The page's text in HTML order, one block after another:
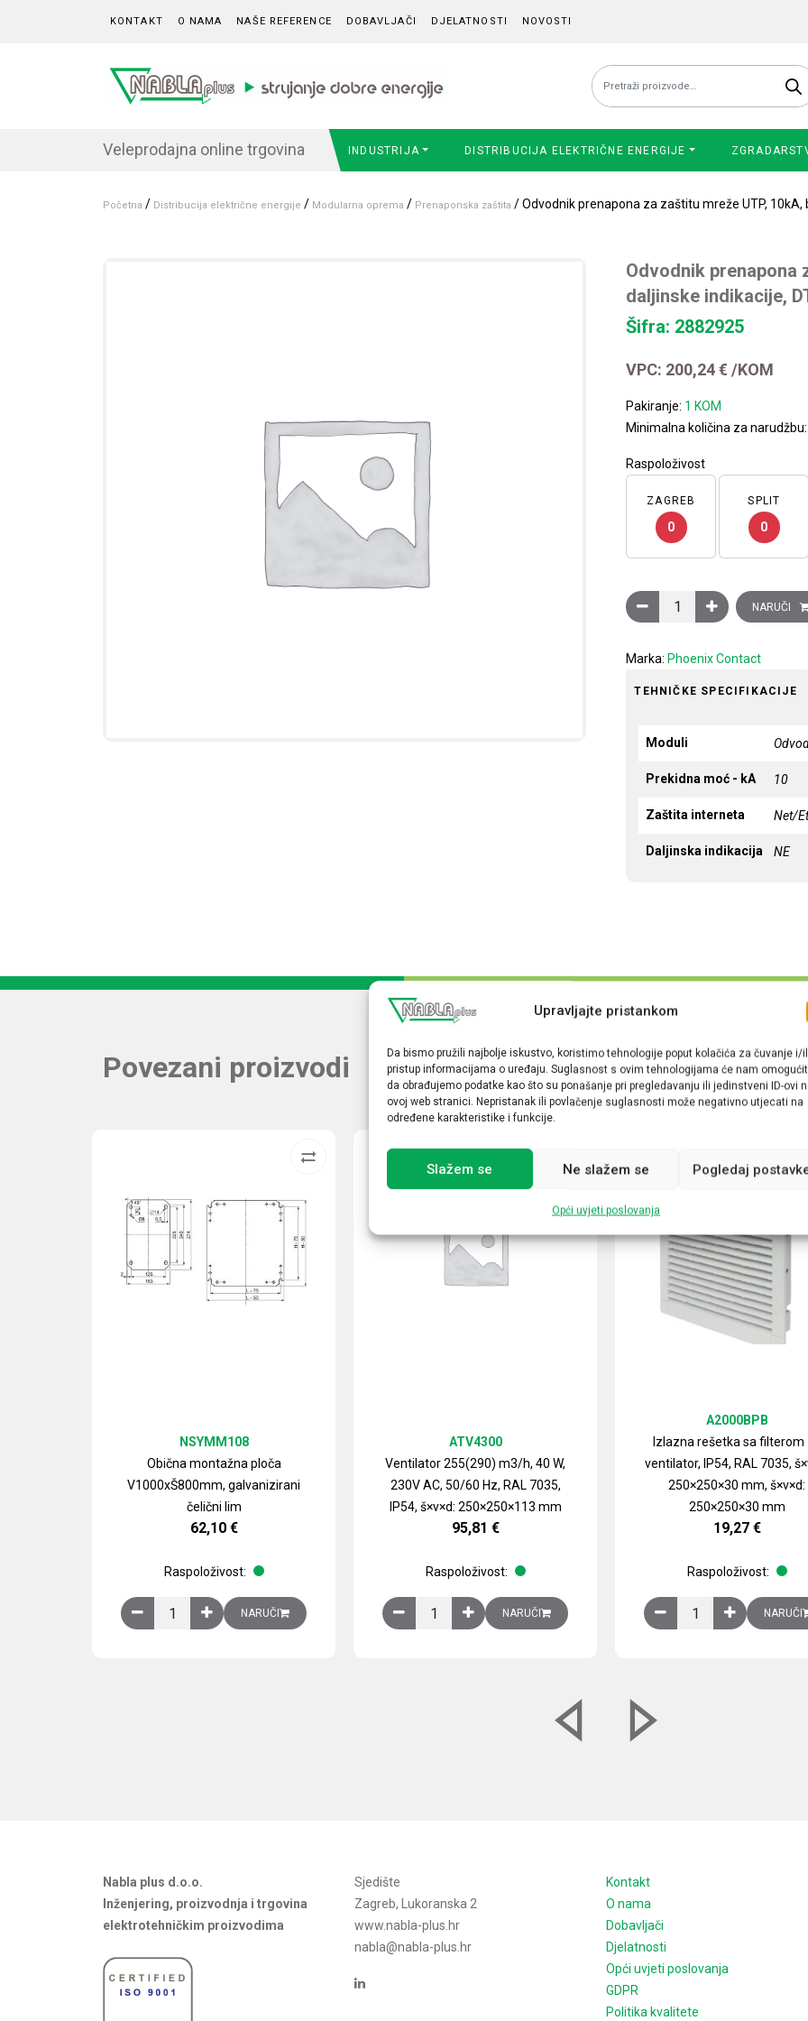
Upravljajte pristankom
Da bismo pružili najbolje iskustvo, koristimo tehnologije poput kolačića za čuvanje i/
pristup informacijama o uređaju. Suglasnost s ovim tehnologijama će nam
da obrađujemo podatke kao što su ponašanje pri pregledavanju ili jedinstveni ID-ovi
ovoj web stranici. Nepristanak ili povlačenje suglasnosti može negativno utjecati na
određene karakteristike i funkcije.
Slažem se Ne slažem se Pogledaj
Opći uvjeti poslovanja
KONTAKT O NAMA NAŠE REFERENCE DOBAVLJAČI DJELATNOSTI NOVOSTI
Pretraži:
Veleprodajna online trgovina INDUSTRIJA DISTRIBUCIJA ELEKTRIČNE ENERGIJE
Početna / Distribucija električne energije / Modularna oprema / Prenaponska zaštita / Odvodnik prenapona za zaštitu mreže UTP, 10kA,
Odvodnik prenapona
daljinske indikacije,
Šifra: 2882925
VPC: 200,24€ /KOM
Pakiranje: 1 KOM
Minimalna količina za narudžbu:
Raspoloživost
ZAGREB
0
SPLIT
0
Odvodnik prenapona za
NARUČI
Marka: Phoenix Contact
TEHNIČKE SPECIFIKACIJE
Moduli
Prekidna moć - kA 10
Zaštita interneta Net/
Daljinska indikacija NE
Povezani proizvodi
Obična montažna ploča
V1000xŠ800mm, galvanizirani
čelični lim
NSYMM108
62,10 €
Raspoloživost:
Obična montažna ploča V1000xŠ800mm, galvanizirani čelični lim količina
NARUČI
Ventilator 255(290) m3/h, 40 W,
230V AC, 50/60 Hz, RAL 7035,
IP54, š×v×d: 250×250×113 mm
ATV4300
95,81 €
Raspoloživost:
Ventilator 255(290) m3/h, 40 W, 230V AC, 50/60 Hz, RAL 7035,
NARUČI
Izlazna rešetka sa filterom
ventilator, IP54, RAL 7035,
250×250×30 mm, š×v×d:
250×250×30 mm
A2000BPB
19,27 €
Raspoloživost:
Izlazna rešetka saNARUČI
Nabla plus d.o.o.
Inženjering, proizvodnja i trgovina
elektrotehničkim proizvodima
Sjedište
Zagreb, Lukoranska 2
www.nabla-plus.hr
nabla@nabla-plus.hr
Kontakt
O nama
Dobavljači
Djelatnosti
Opći uvjeti poslovanja
GDPR
Politika kvalitete